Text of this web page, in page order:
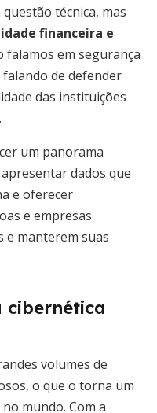
técnica, mas
financeira e
falamos em segurança
de defender
das instituições
um panorama
dados que
e oferecer
e empresas
e manterem suas
cibernética
volumes de
o que o torna um
mundo. Com a